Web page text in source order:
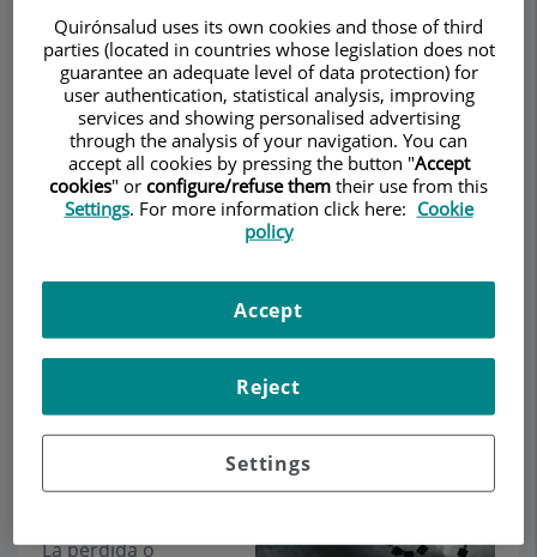
ALERGOLOGÍAOTORRINOLARINGOLOGÍA
DescripciónServiciosEquipoContactoDatos de interés
Pedir cita
Hipoacusia infantil
¿Qué es la
infantil?
Lapérdida o
Quirónsalud uses its own cookies and those of third
parties (located in countries whose legislation does not
guarantee an adequate level of data protection) for
user authentication, statistical analysis, improving
services and showing personalised advertising
through the analysis of your navigation. You can
accept all cookies by pressing the button "Accept
cookies" or configure/refuse them their use from this
Settings. For more information click here: Cookie
policy
Settings
Reject
Accept